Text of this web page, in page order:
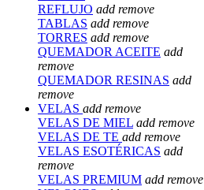
REFLUJO add remove
TABLAS add remove
TORRES add remove
QUEMADOR ACEITE add
remove
QUEMADOR RESINAS add
remove
VELAS add remove
VELAS DE MIEL add remove
VELAS DE TE add remove
VELAS ESOTÉRICAS add
remove
VELAS PREMIUM add remove